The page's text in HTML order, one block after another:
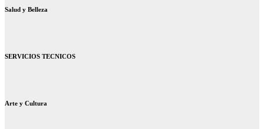
Salud y Belleza
SERVICIOS TECNICOS
Arte y Cultura